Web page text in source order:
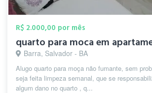
R$ 2.000,00 por mês
Barra, Salvador - BA
Alugo quarto para moça não fumante, sem
seja feita limpeza semanal, que se
algum dano no quarto , q...